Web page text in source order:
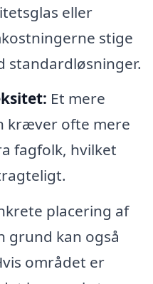
eller
stige
standardløsninger.
Et mere
kræver ofte mere
fagfolk, hvilket
placering af
grund kan også
området er